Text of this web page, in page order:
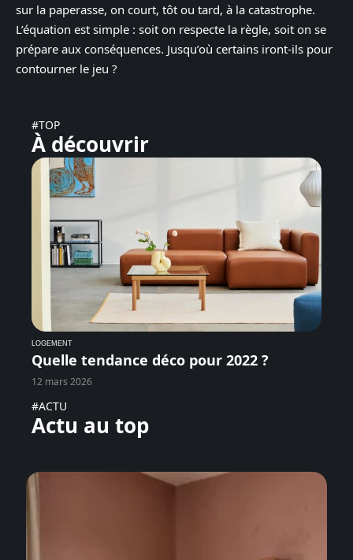
sur la paperasse, on court, tôt ou tard, à la catastrophe.
L’équation est simple : soit on respecte la règle, soit on se
prépare aux conséquences. Jusqu’où certains iront-ils pour
contourner le jeu ?
#TOP
À découvrir
LOGEMENT
Quelle tendance déco pour 2022 ?
12 mars 2026
#ACTU
Actu au top